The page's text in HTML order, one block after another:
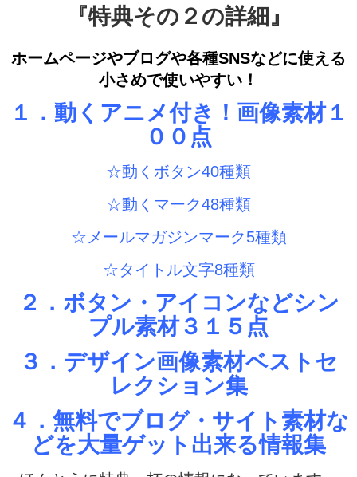
『特典その２の詳細』
ホームページやブログや各種SNSなどに使える
小さめで使いやすい！
１．動く アニメ付き！画像素材１
００点
☆動くボタン40種類
☆動くマーク48種類
☆メールマガジンマーク5種類
☆タイトル文字8種類
２．ボタン・アイコンなどシン
プル素材３１５点
３．デザイン画像素材ベストセ
レクション集
４．無料でブログ・サイト素材な
どを大量ゲット出来る情報集